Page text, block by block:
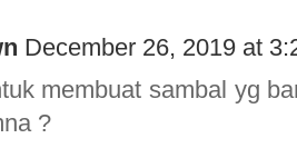
December 26, 2019 at
membuat sambal yg
?